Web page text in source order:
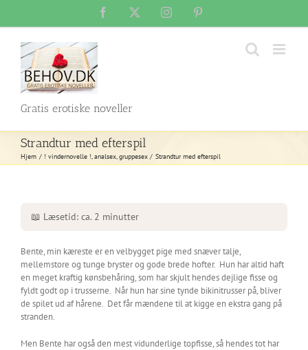
content
Facebook Instagram
Gratis erotiske noveller
Strandtur med efterspil
Hjem ! vindernovelle ! analsex gruppesex Strandtur med efterspil
📖 Læsetid: ca. 2 minutter
Bente, min kæreste er en velbygget pige med snæver talje,
mellemstore og tunge bryster og gode brede hofter. Hun har altid haft
en meget kraftig kønsbehåring, som har skjult hendes dejlige fisse og
fyldt godt op i trusserne. Når hun har sine tynde bikinitrusser på, bliver
de spilet ud af hårene. Det får mændene til at kigge en ekstra gang på
stranden.
Men Bente har også den mest vidunderlige topfisse, så hendes tot har